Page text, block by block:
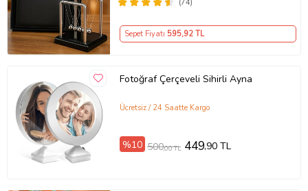
(74)
Sepet Fiyatı 595,92 TL
Fotoğraf Çerçeveli Sihirli Ayna
Ücretsiz / 24 Saatte Kargo
%10 500,00 TL 449,90 TL